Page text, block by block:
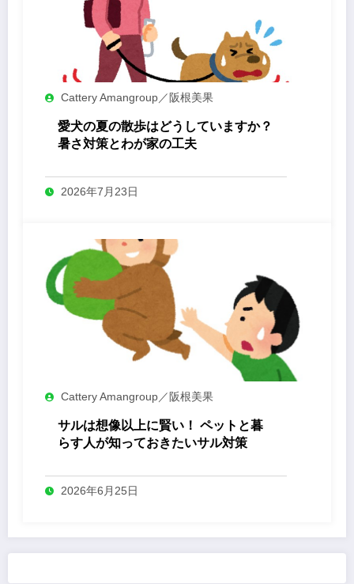
Cattery Amangroup／阪根美果
愛犬の夏の散歩はどうしていますか？
暑さ対策とわが家の工夫
2026年7月23日
Cattery Amangroup／阪根美果
サルは想像以上に賢い！ ペットと暮
らす人が知っておきたいサル対策
2026年6月25日